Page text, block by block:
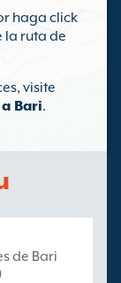
haga click
la ruta de
visite
Bari.
de Bari